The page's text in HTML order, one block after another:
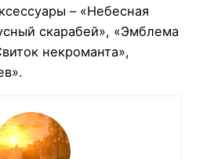
– «Небесная
скарабей», «Эмблема
некроманта»,